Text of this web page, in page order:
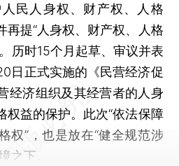
民人身权、财产权、人格
再提“人身权、财产权、人格
历时15个月起草、审议并表
日正式实施的《民营经济促
经济组织及其经营者的人身
权益的保护。此次“依法保障
权”，也是放在“健全规范涉
之下。